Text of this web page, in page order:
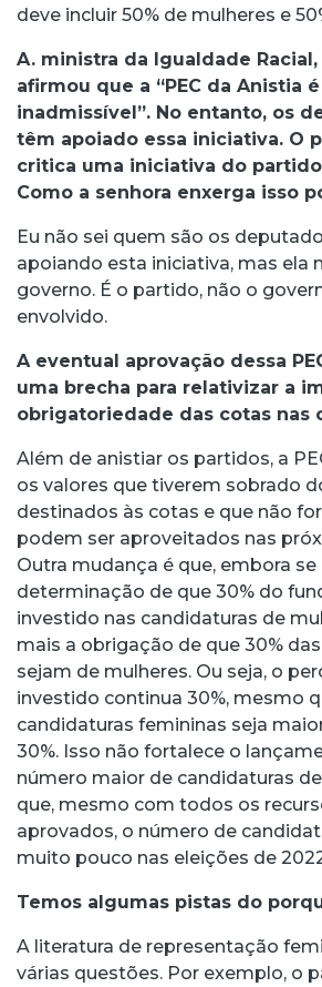
deve incluir 50% de mulheres e
A. ministra da Igualdade
afirmou que a “PEC da Anistia
inadmissível”. No entanto, os
têm apoiado essa iniciativa. O
critica uma iniciativa do
Como a senhora enxerga isso
Eu não sei quem são os
apoiando esta iniciativa, mas ela
governo. É o partido, não o
envolvido.
A eventual aprovação dessa
uma brecha para relativizar a
obrigatoriedade das cotas nas
Além de anistiar os partidos, a
os valores que tiverem sobrado
destinados às cotas e que não
podem ser aproveitados nas
Outra mudança é que, embora
determinação de que 30% do
investido nas candidaturas de
mais a obrigação de que 30%
sejam de mulheres. Ou seja, o
investido continua 30%, mesmo
candidaturas femininas seja
30%. Isso não fortalece o
número maior de candidaturas
que, mesmo com todos os
aprovados, o número de
muito pouco nas eleições de
Temos algumas pistas do
A literatura de representação
várias questões. Por exemplo, o